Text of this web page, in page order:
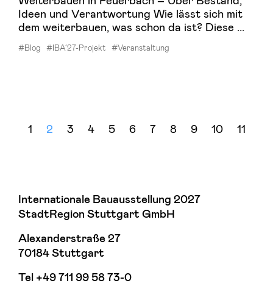
Ideen und Verantwortung Wie lässt sich mit
dem weiterbauen, was schon da ist? Diese ...
#Blog #IBA’27-Projekt #Veranstaltung
1 2 3 4 5 6 7 8 9 10 11
Internationale Bauausstellung 2027
StadtRegion Stuttgart GmbH
Alexanderstraße 27
70184 Stuttgart
Tel +49 711 99 58 73-0